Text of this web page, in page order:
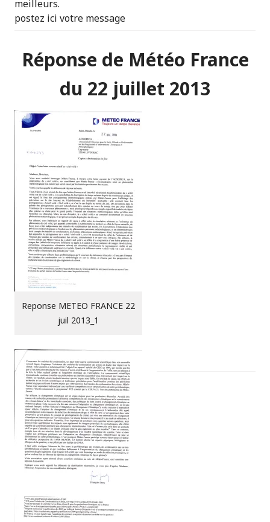
meilleurs.
postez ici votre message
Réponse de Météo France
du 22 juillet 2013
Reponse METEO FRANCE 22
juil 2013_1